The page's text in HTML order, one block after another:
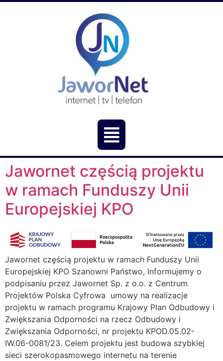
Jawornet częścią projektu
w ramach Funduszy Unii
Europejskiej KPO
Jawornet częścią projektu w ramach Funduszy Unii
Europejskiej KPO Szanowni Państwo, Informujemy o
podpisaniu przez Jawornet Sp. z o.o. z Centrum
Projektów Polska Cyfrowa umowy na realizacje
projektu w ramach programu Krajowy Plan Odbudowy i
Zwiększania Odporności na rzecz Odbudowy i
Zwiększania Odporności, nr projektu KPOD.05.02-
IW.06-0081/23. Celem projektu jest budowa szybkiej
sieci szerokopasmowego internetu na terenie